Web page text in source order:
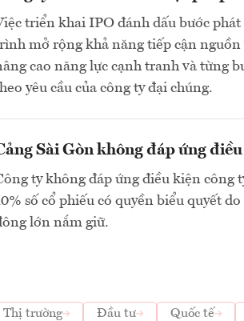
triển khai IPO đánh dấu bước
mở rộng khả năng tiếp cận
cao năng lực cạnh tranh và từng
yêu cầu của công ty đại chúng.
Sài Gòn không đáp ứng
ty không đáp ứng điều kiện công
số cổ phiếu có quyền biểu quyết
lớn nắm giữ.
Thị trường Đầu tư Quốc tế